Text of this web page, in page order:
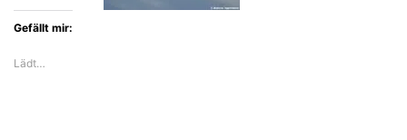
Gefällt mir:
Lädt…